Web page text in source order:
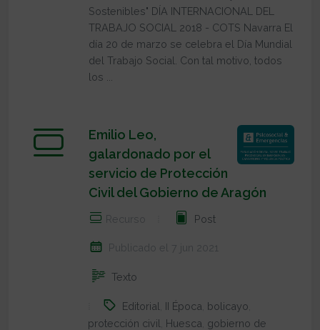
Sostenibles" DÍA INTERNACIONAL DEL
TRABAJO SOCIAL 2018 - COTS Navarra El
día 20 de marzo se celebra el Día Mundial
del Trabajo Social. Con tal motivo, todos
los ...
Emilio Leo,
galardonado por el
servicio de Protección
Civil del Gobierno de Aragón
Recurso Post
Publicado el 7 jun 2021
Texto
Editorial II Época bolicayo
protección civil Huesca gobierno de